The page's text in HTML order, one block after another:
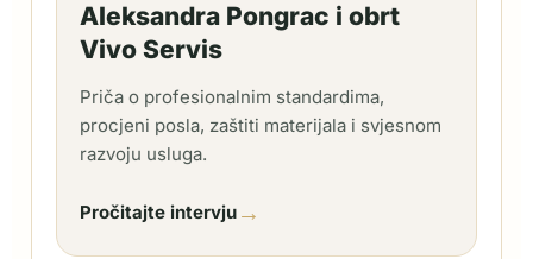
Aleksandra Pongrac i obrt
Vivo Servis
Priča o profesionalnim standardima,
procjeni posla, zaštiti materijala i svjesnom
razvoju usluga.
Pročitajte intervju →